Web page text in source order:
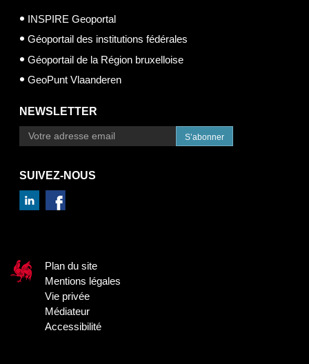
INSPIRE Geoportal
Géoportail des institutions fédérales
Géoportail de la Région bruxelloise
GeoPunt Vlaanderen
NEWSLETTER
S’abonner
SUIVEZ-NOUS
Plan du site
Mentions légales
Vie privée
Médiateur
Accessibilité